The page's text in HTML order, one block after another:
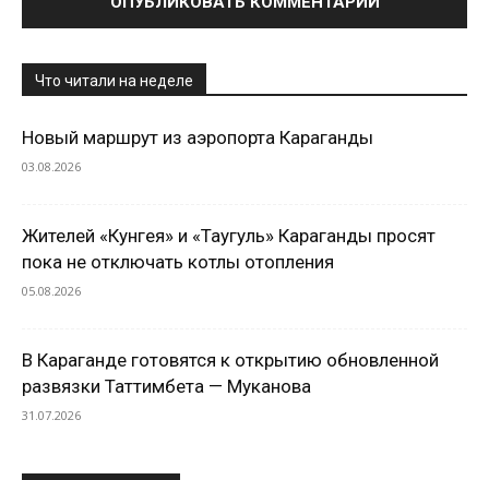
Что читали на неделе
Новый маршрут из аэропорта Караганды
03.08.2026
Жителей «Кунгея» и «Таугуль» Караганды просят
пока не отключать котлы отопления
05.08.2026
В Караганде готовятся к открытию обновленной
развязки Таттимбета — Муканова
31.07.2026